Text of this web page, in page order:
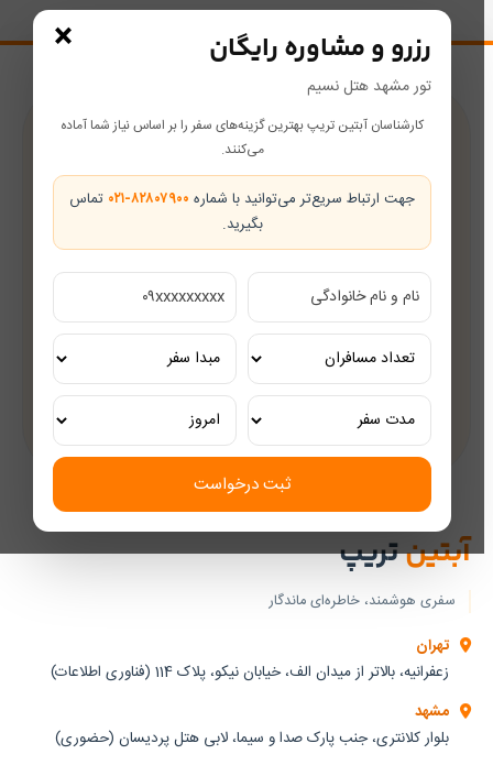
رزرو و مشاوره رایگان
تور مشهد هتل نسیم
کارشناسان آبتین تریپ بهترین گزینه‌های سفر را بر اساس نیاز شما آماده
می‌کنند.
جهت ارتباط سریع‌تر می‌توانید با شماره ۰۲۱-۸۲۸۰۷۹۰۰ تماس
بگیرید.
×
ثبت درخواست
پشتیبانی در طول سفر
همراه شما از رزرو تا بازگشت
تضمین بهترین قیمت
قیمت‌های رقابتی
مشاوره رایگان
کارشناسان مجرب گردشگری
تور ریلی اختصاصی
تجربه‌ای لوکس و به‌یادماندنی
آبتینتریپ
سفری هوشمند، خاطره‌ای ماندگار
تهران
زعفرانیه، بالاتر از میدان الف، خیابان نیکو، پلاک 114 (فناوری اطلاعات)
مشهد
بلوار کلانتری، جنب پارک صدا و سیما، لابی هتل پردیسان (حضوری)